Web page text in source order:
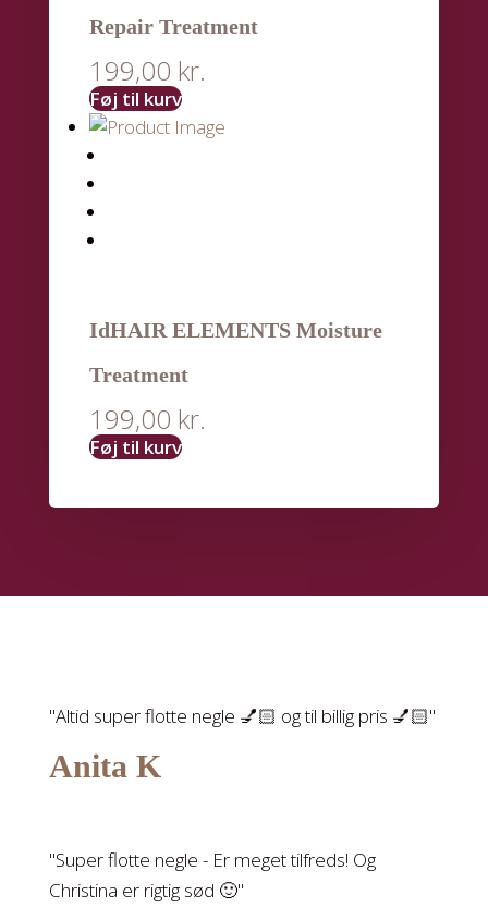
Repair Treatment
199,00 kr.
Føj til kurv
IdHAIR ELEMENTS Moisture
Treatment
199,00 kr.
Føj til kurv
"Altid super flotte negle 💅🏻 og til billig pris 💅🏻"
Anita K
"Super flotte negle - Er meget tilfreds! Og
Christina er rigtig sød 🙂"